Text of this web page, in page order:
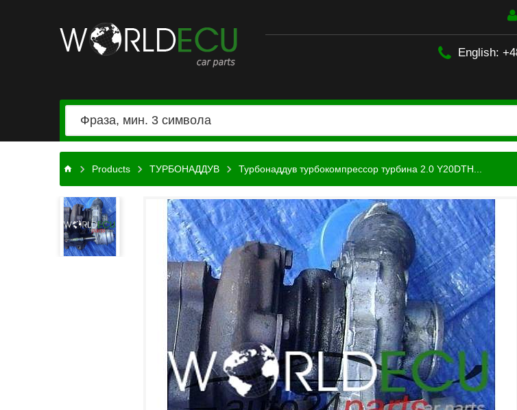
English:
Products ТУРБОНАДДУВ Турбонаддув турбокомпрессор турбина 2.0 Y20DTH...